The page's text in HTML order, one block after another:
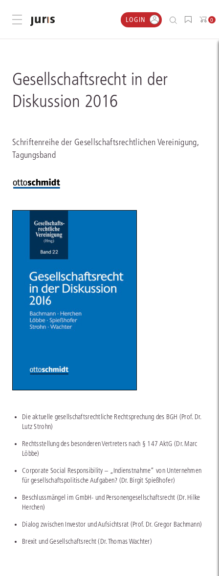
Menü öffnen LOGIN 0
Gesellschaftsrecht in der
Diskussion 2016
Schriftenreihe der Gesellschaftsrechtlichen Vereinigung,
Tagungsband
Die aktuelle gesellschaftsrechtliche Rechtsprechung des BGH (Prof. Dr.
Lutz Strohn)
Rechtsstellung des besonderen Vertreters nach § 147 AktG (Dr. Marc
Löbbe)
Corporate Social Responsibility – „Indienstnahme“ von Unternehmen
für gesellschaftspolitische Aufgaben? (Dr. Birgit Spießhofer)
Beschlussmängel im GmbH- und Personengesellschaftsrecht (Dr. Hilke
Herchen)
Dialog zwischen Investor und Aufsichtsrat (Prof. Dr. Gregor Bachmann)
Brexit und Gesellschaftsrecht (Dr. Thomas Wachter)